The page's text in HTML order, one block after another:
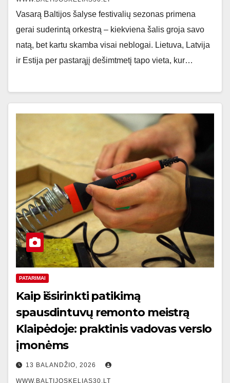
Vasarą Baltijos šalyse festivalių sezonas primena
gerai suderintą orkestrą – kiekviena šalis groja savo
natą, bet kartu skamba visai neblogai. Lietuva, Latvija
ir Estija per pastarąjį dešimtmetį tapo vieta, kur…
PATARIMAI
Kaip išsirinkti patikimą
spausdintuvų remonto meistrą
Klaipėdoje: praktinis vadovas verslo
įmonėms
13 BALANDŽIO, 2026
WWW.BALTIJOSKELIAS30.LT